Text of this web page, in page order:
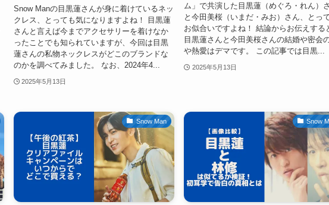
Snow Manの目黒蓮さんが身に着けているネッ
クレス、とっても気になりますよね！ 目黒蓮
さんと言えば今までアクセサリーを着けなか
ったことでも知られていますが、今回は目黒
蓮さんの私物ネックレスがどこのブランドな
のかを調べてみました。 なお、2024年4...
2025年5月13日
ム」で共演した目黒蓮（めぐろ・れん）
と今田美桜（いまだ・みお）さん、とっ
お似合いですよね！ 結論からお伝えする
目黒蓮さんと今田美桜さんの結婚や密会
や熱愛はデマです。 この記事では目黒...
2025年5月13日
Snow Man Snow